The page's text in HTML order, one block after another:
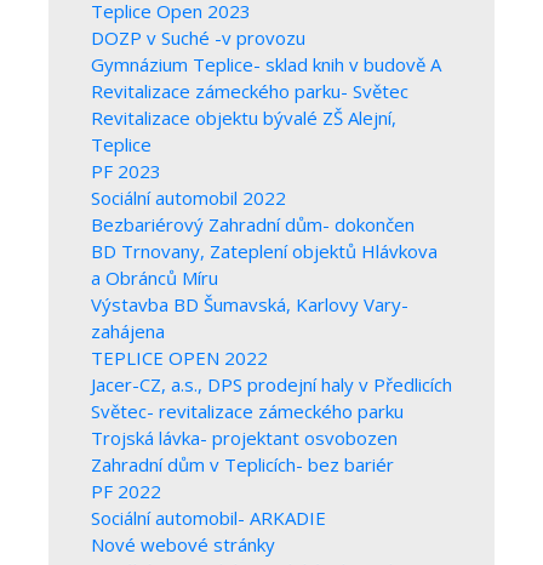
Teplice Open 2023
DOZP v Suché -v provozu
Gymnázium Teplice- sklad knih v budově A
Revitalizace zámeckého parku- Světec
Revitalizace objektu bývalé ZŠ Alejní,
Teplice
PF 2023
Sociální automobil 2022
Bezbariérový Zahradní dům- dokončen
BD Trnovany, Zateplení objektů Hlávkova
a Obránců Míru
Výstavba BD Šumavská, Karlovy Vary-
zahájena
TEPLICE OPEN 2022
Jacer-CZ, a.s., DPS prodejní haly v Předlicích
Světec- revitalizace zámeckého parku
Trojská lávka- projektant osvobozen
Zahradní dům v Teplicích- bez bariér
PF 2022
Sociální automobil- ARKADIE
Nové webové stránky